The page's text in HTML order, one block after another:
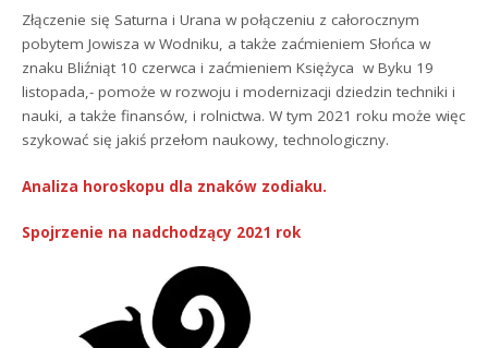
Złączenie się Saturna i Urana w połączeniu z całorocznym
pobytem Jowisza w Wodniku, a także zaćmieniem Słońca w
znaku Bliźniąt 10 czerwca i zaćmieniem Księżyca w Byku 19
listopada,- pomoże w rozwoju i modernizacji dziedzin techniki i
nauki, a także finansów, i rolnictwa. W tym 2021 roku może więc
szykować się jakiś przełom naukowy, technologiczny.
Analiza horoskopu dla znaków zodiaku.
Spojrzenie na nadchodzący 2021 rok